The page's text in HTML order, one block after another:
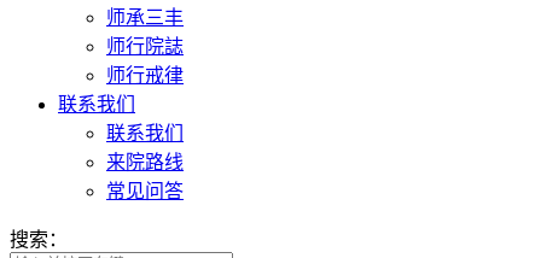
师承三丰
师行院誌
师行戒律
联系我们
联系我们
来院路线
常见问答
搜索：